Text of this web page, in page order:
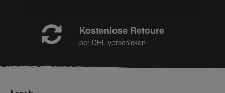
Kostenlose Retoure
per DHL verschicken